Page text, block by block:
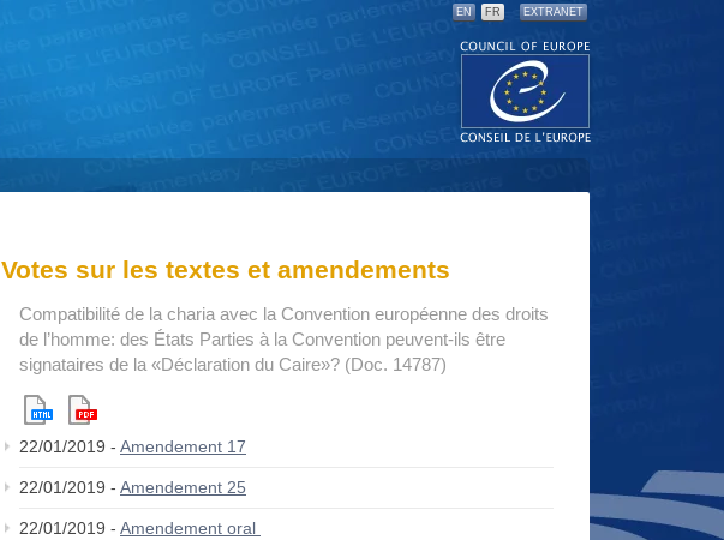
EN FR EXTRANET
Votes sur les textes et amendements
Compatibilité de la charia avec la Convention européenne des droits
de l’homme: des États Parties à la Convention peuvent-ils être
signataires de la «Déclaration du Caire»? (Doc. 14787)
22/01/2019 - Amendement 17
22/01/2019 - Amendement 25
22/01/2019 - Amendement oral